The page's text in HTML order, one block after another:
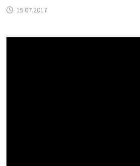
15.07.2017